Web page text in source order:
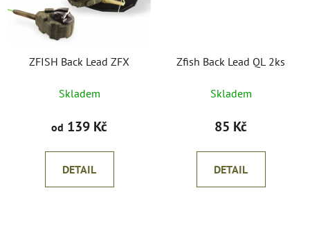
ZFISH Back Lead ZFX
Skladem
od 139 Kč
DETAIL
Zfish Back Lead QL 2ks
Skladem
85 Kč
DETAIL